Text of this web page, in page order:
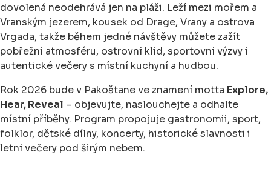
dovolená neodehrává jen na pláži. Leží mezi mořem a
Vranským jezerem, kousek od Drage, Vrany a ostrova
Vrgada, takže během jedné návštěvy můžete zažít
pobřežní atmosféru, ostrovní klid, sportovní výzvy i
autentické večery s místní kuchyní a hudbou.
Rok 2026 bude v Pakoštane ve znamení motta Explore,
Hear, Reveal – objevujte, naslouchejte a odhalte
místní příběhy. Program propojuje gastronomii, sport,
folklor, dětské dílny, koncerty, historické slavnosti i
letní večery pod širým nebem.